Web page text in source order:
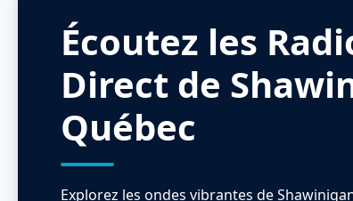
Écoutez les
Direct de
Québec
Explorez les ondes vibrantes de